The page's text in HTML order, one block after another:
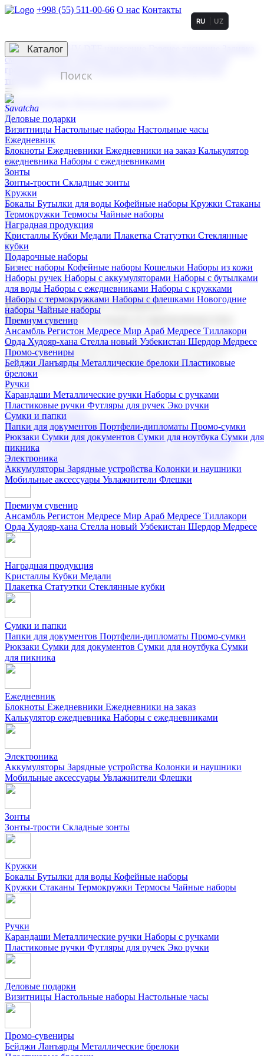
+998 (55) 511-00-66 О нас Контакты
3D гравировка
смолой (Doming)
гравировка твердая
тиснение
RU UZ
☰
Контакты
Каталог
Деловые подарки
Визитницы Настольные наборы Настольные часы
Ежедневник
Блокноты Ежедневники Ежедневники на заказ Калькулятор
ежедневника Наборы с ежедневниками
Зонты
Зонты-трости Складные зонты
Кружки
Бокалы Бутылки для воды Кофейные наборы Кружки Стаканы
Термокружки Термосы Чайные наборы
Наградная продукция
Kристаллы Кубки Медали Плакетка Статуэтки Стеклянные
кубки
Подарочные наборы
Бизнес наборы Кофейные наборы Кошельки Наборы из кожи
Наборы ручек Наборы с аккумуляторами Наборы с бутылками
для воды Наборы с ежедневниками Наборы с кружками
Наборы с термокружками Наборы с флешками Новогодние
наборы Чайные наборы
Премиум сувенир
Ансамбль Регистон Медресе Мир Араб Медресе Тиллакори
Орда Худояр-хана Стелла новый Узбекистан Шердор Медресе
Промо-сувениры
Бейджи Ланъярды Металлические брелоки Пластиковые
брелоки
Ручки
Карандаши Металлические ручки Наборы с ручками
Пластиковые ручки Футляры для ручек Эко ручки
Сумки и папки
Папки для документов Портфели-дипломаты Промо-сумки
Рюкзаки Сумки для документов Сумки для ноутбука Сумки для
пикника
Электроника
Аккумуляторы Зарядные устройства Колонки и наушники
Мобильные аксессуары Увлажнители Флешки
Корпоративные подарки
Поставка со склада и производство
Мы предлагаем широкий выбор корпоративных подарков и
сувениров с логотипом. В нашем каталоге вы найдете
продукцию для бизнеса, мероприятия и клиентов.
Подарочные наборы
Бизнес наборыКофейные наборы Кошельки
Наборы из кожиНаборы ручекНаборы с аккумуляторами
Наборы с бутылками для воды
Наборы с ежедневниками
Наборы с кружками
флешкамиНовогодние наборыЧайные наборы
Премиум сувенир
Ансамбль Регистон Медресе Мир Араб Медресе Тиллакори
Орда Худояр-хана Стелла новый Узбекистан Шердор Медресе
Наградная продукция
Kристаллы Кубки Медали
Плакетка Статуэтки Стеклянные кубки
Сумки и папки
Папки для документов Портфели-дипломаты Промо-сумки
Рюкзаки Сумки для документов Сумки для ноутбука Сумки
для пикника
Ежедневник
Блокноты Ежедневники Ежедневники на заказ
Калькулятор ежедневника Наборы с ежедневниками
Электроника
Аккумуляторы Зарядные устройства Колонки и наушники
Мобильные аксессуары Увлажнители Флешки
Зонты
Зонты-трости Складные зонты
Кружки
Бокалы Бутылки для воды Кофейные наборы
Кружки Стаканы Термокружки Термосы Чайные наборы
Ручки
Карандаши Металлические ручки Наборы с ручками
Пластиковые ручки Футляры для ручек Эко ручки
Деловые подарки
Визитницы Настольные наборы Настольные часы
Промо-сувениры
Бейджи Ланъярды Металлические брелоки